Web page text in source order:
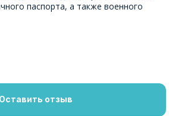
паспорта, а также военного
Оставить отзыв